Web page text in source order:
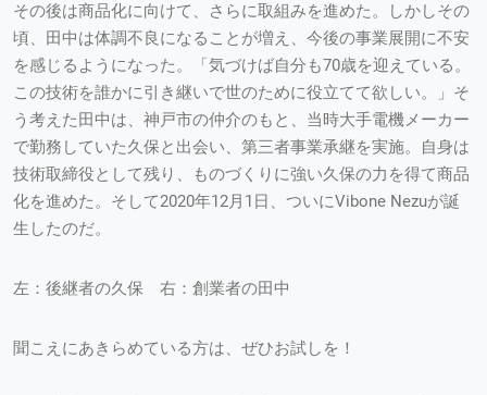
その後は商品化に向けて、さらに取組みを進めた。しかしその
頃、田中は体調不良になることが増え、今後の事業展開に不安
を感じるようになった。「気づけば自分も70歳を迎えている。
この技術を誰かに引き継いで世のために役立てて欲しい。」そ
う考えた田中は、神戸市の仲介のもと、当時大手電機メーカー
で勤務していた久保と出会い、第三者事業承継を実施。自身は
技術取締役として残り、ものづくりに強い久保の力を得て商品
化を進めた。そして2020年12月1日、ついにVibone Nezuが誕
生したのだ。
左：後継者の久保 右：創業者の田中
聞こえにあきらめている方は、ぜひお試しを！